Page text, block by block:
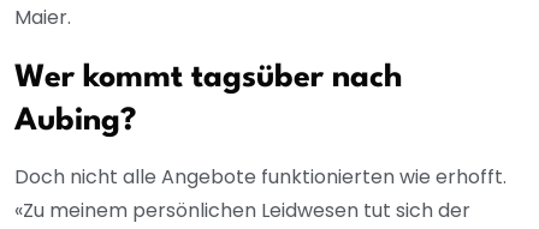
Maier.
Wer kommt tagsüber nach
Aubing?
Doch nicht alle Angebote funktionierten wie erhofft.
«Zu meinem persönlichen Leidwesen tut sich der